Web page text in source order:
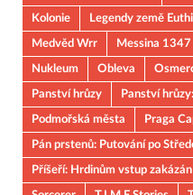
Kolonie
Legendy země
Medvěd Wrr
Messina 1347
Nukleum
Obleva
Panství hrůzy
Panství
Podmořská města
Praga
Pán prstenů: Putování po
Příšeří: Hrdinům vstup zakázán